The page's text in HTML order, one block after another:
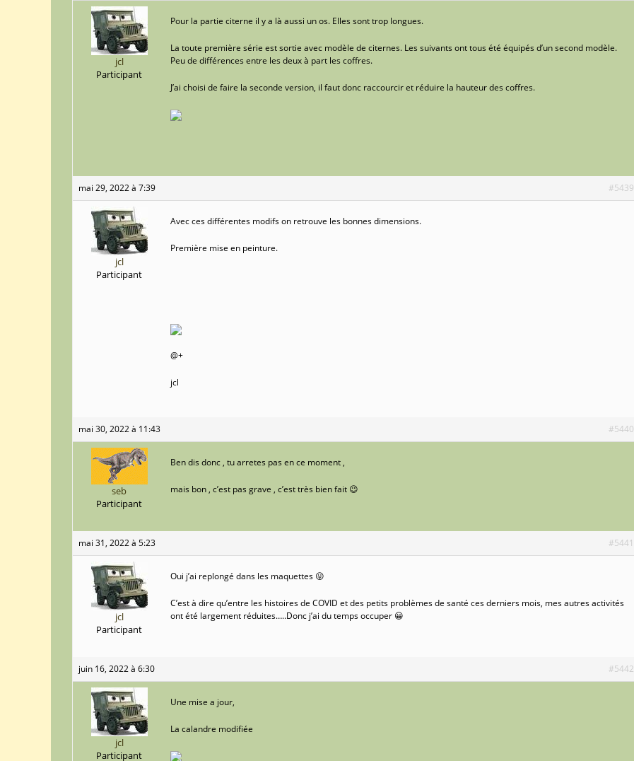
jcl
Participant
Pour la partie citerne il y a là aussi un os. Elles sont trop longues.
La toute première série est sortie avec modèle de citernes. Les suivants ont tous été équipés d’un second modèle.
Peu de différences entre les deux à part les coffres.
J’ai choisi de faire la seconde version, il faut donc raccourcir et réduire la hauteur des coffres.
mai 29, 2022 à 7:39 #5439
jcl
Participant
Avec ces différentes modifs on retrouve les bonnes dimensions.
Première mise en peinture.
@+
jcl
mai 30, 2022 à 11:43 #5440
seb
Participant
Ben dis donc , tu arretes pas en ce moment ,
mais bon , c’est pas grave , c’est très bien fait 😉
mai 31, 2022 à 5:23 #5441
jcl
Participant
Oui j’ai replongé dans les maquettes 😛
C’est à dire qu’entre les histoires de COVID et des petits problèmes de santé ces derniers mois, mes autres activités
ont été largement réduites…..Donc j’ai du temps occuper 😀
juin 16, 2022 à 6:30 #5442
jcl
Participant
Une mise a jour,
La calandre modifiée